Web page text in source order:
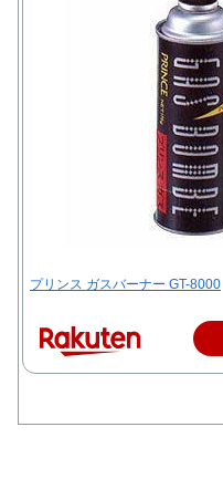
プリンス ガスバーナー GT-8000